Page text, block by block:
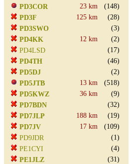
PD3COR
23 km
(148)
PD3F
125 km
(28)
PD3SWO
(3)
PD4KK
12 km
(2)
PD4LSD
(17)
PD4TH
(46)
PD5DJ
(2)
PD5JTB
13 km
(518)
PD5KWZ
36 km
(9)
PD7BDN
(32)
PD7JLP
188 km
(19)
PD7JV
17 km
(109)
PD9JDR
(1)
PE1CYI
(4)
PE1JLZ
(31)